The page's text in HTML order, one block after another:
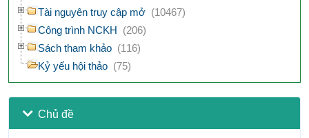
Tài nguyên truy cập mở (10467)
Công trình NCKH (206)
Sách tham khảo (116)
Kỷ yếu hội thảo (75)
Chủ đề